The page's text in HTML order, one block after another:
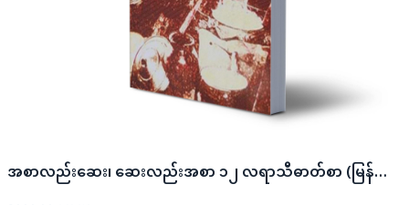
အစာလည်းဆေး၊ ဆေးလည်းအစာ ၁၂ လရာသီဓာတ်စာ (မြန်မာ့ဆေးပညာအမြင်နှင့် ကာကွယ်ကုသနည်းများ ၃)